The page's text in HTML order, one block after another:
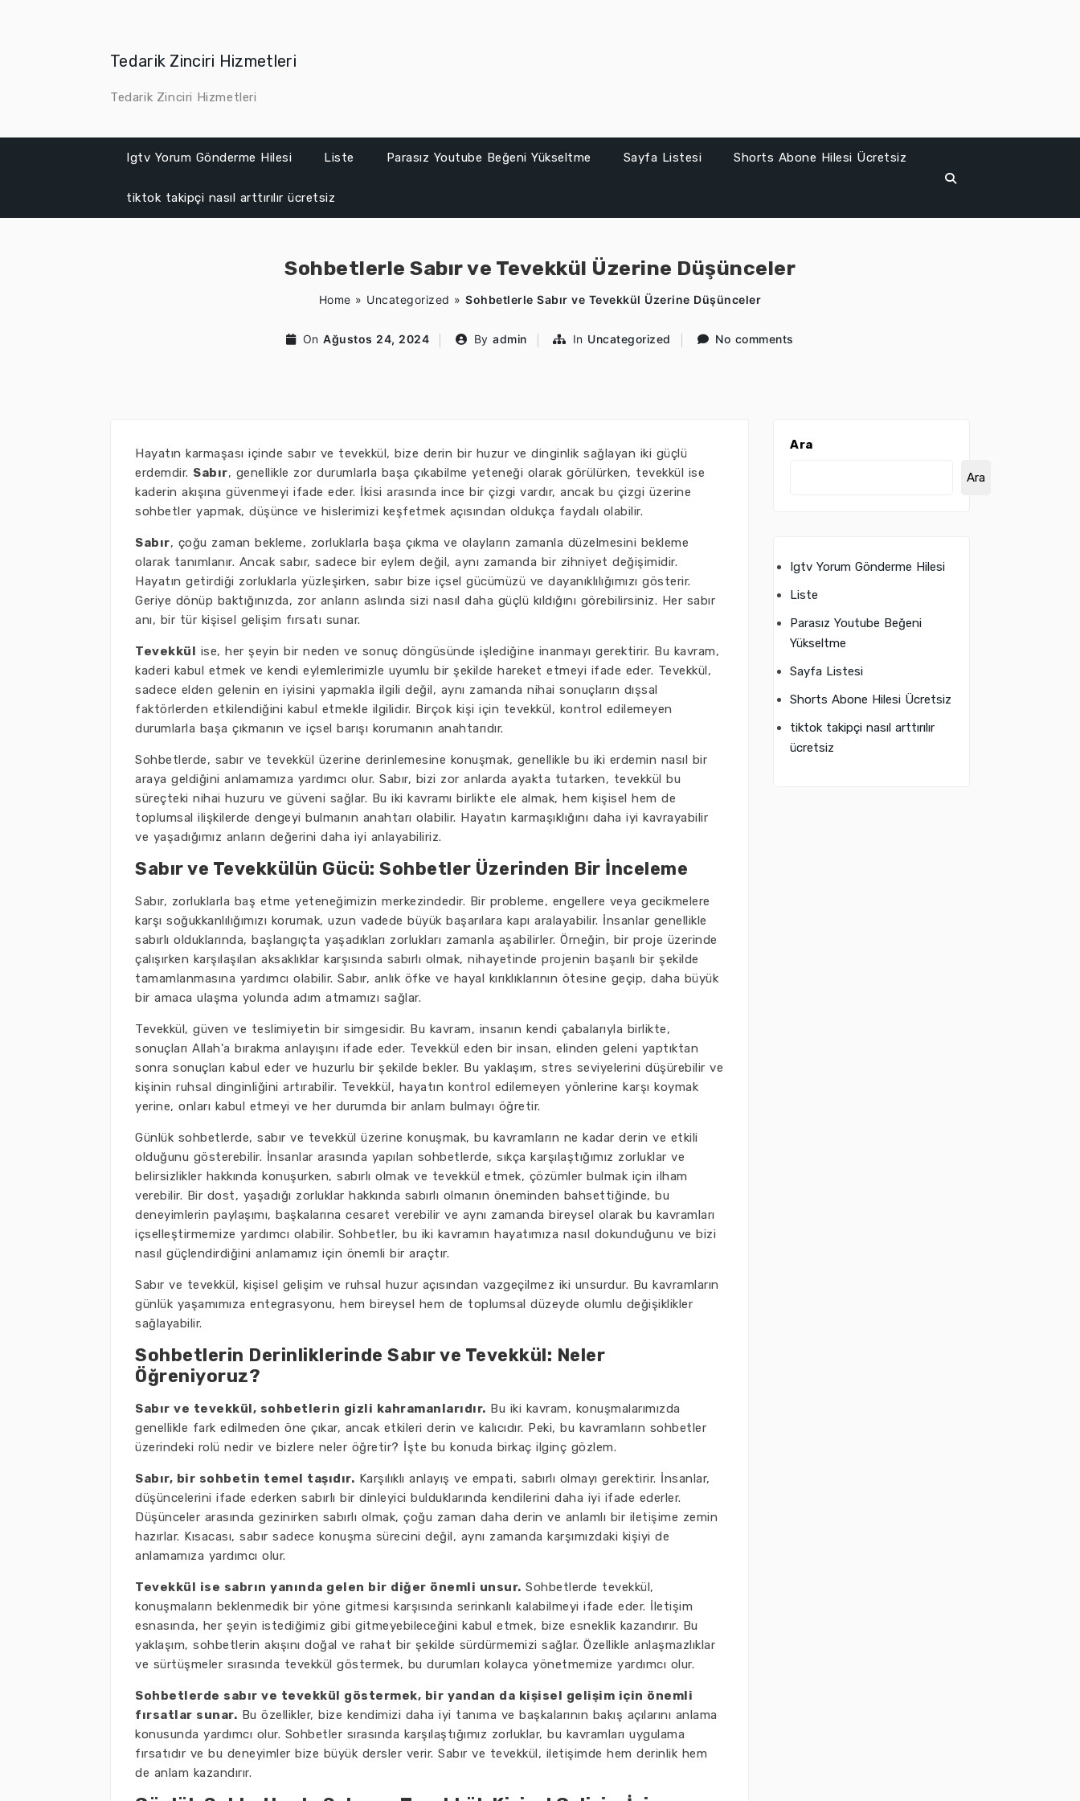
Tedarik Zinciri Hizmetleri
Tedarik Zinciri Hizmetleri
Igtv Yorum Gönderme Hilesi Liste Parasız Youtube Beğeni Yükseltme Sayfa Listesi Shorts Abone Hilesi Ücretsiz
tiktok takipçi nasıl arttırılır ücretsiz
Sohbetlerle Sabır ve Tevekkül Üzerine Düşünceler
Home » Uncategorized »Sohbetlerle Sabır ve Tevekkül Üzerine Düşünceler
On Ağustos 24, 2024 By admin In Uncategorized No comments
Hayatın karmaşası içinde sabır ve tevekkül, bize derin bir huzur ve dinginlik sağlayan iki güçlü
erdemdir. Sabır, genellikle zor durumlarla başa çıkabilme yeteneği olarak görülürken, tevekkül ise
kaderin akışına güvenmeyi ifade eder. İkisi arasında ince bir çizgi vardır, ancak bu çizgi üzerine
sohbetler yapmak, düşünce ve hislerimizi keşfetmek açısından oldukça faydalı olabilir.
Sabır, çoğu zaman bekleme, zorluklarla başa çıkma ve olayların zamanla düzelmesini bekleme
olarak tanımlanır. Ancak sabır, sadece bir eylem değil, aynı zamanda bir zihniyet değişimidir.
Hayatın getirdiği zorluklarla yüzleşirken, sabır bize içsel gücümüzü ve dayanıklılığımızı gösterir.
Geriye dönüp baktığınızda, zor anların aslında sizi nasıl daha güçlü kıldığını görebilirsiniz. Her sabır
anı, bir tür kişisel gelişim fırsatı sunar.
Tevekkül ise, her şeyin bir neden ve sonuç döngüsünde işlediğine inanmayı gerektirir. Bu kavram,
kaderi kabul etmek ve kendi eylemlerimizle uyumlu bir şekilde hareket etmeyi ifade eder. Tevekkül,
sadece elden gelenin en iyisini yapmakla ilgili değil, aynı zamanda nihai sonuçların dışsal
faktörlerden etkilendiğini kabul etmekle ilgilidir. Birçok kişi için tevekkül, kontrol edilemeyen
durumlarla başa çıkmanın ve içsel barışı korumanın anahtarıdır.
Sohbetlerde, sabır ve tevekkül üzerine derinlemesine konuşmak, genellikle bu iki erdemin nasıl bir
araya geldiğini anlamamıza yardımcı olur. Sabır, bizi zor anlarda ayakta tutarken, tevekkül bu
süreçteki nihai huzuru ve güveni sağlar. Bu iki kavramı birlikte ele almak, hem kişisel hem de
toplumsal ilişkilerde dengeyi bulmanın anahtarı olabilir. Hayatın karmaşıklığını daha iyi kavrayabilir
ve yaşadığımız anların değerini daha iyi anlayabiliriz.
Sabır ve Tevekkülün Gücü: Sohbetler Üzerinden Bir İnceleme
Sabır, zorluklarla baş etme yeteneğimizin merkezindedir. Bir probleme, engellere veya gecikmelere
karşı soğukkanlılığımızı korumak, uzun vadede büyük başarılara kapı aralayabilir. İnsanlar genellikle
sabırlı olduklarında, başlangıçta yaşadıkları zorlukları zamanla aşabilirler. Örneğin, bir proje üzerinde
çalışırken karşılaşılan aksaklıklar karşısında sabırlı olmak, nihayetinde projenin başarılı bir şekilde
tamamlanmasına yardımcı olabilir. Sabır, anlık öfke ve hayal kırıklıklarının ötesine geçip, daha büyük
bir amaca ulaşma yolunda adım atmamızı sağlar.
Tevekkül, güven ve teslimiyetin bir simgesidir. Bu kavram, insanın kendi çabalarıyla birlikte,
sonuçları Allah'a bırakma anlayışını ifade eder. Tevekkül eden bir insan, elinden geleni yaptıktan
sonra sonuçları kabul eder ve huzurlu bir şekilde bekler. Bu yaklaşım, stres seviyelerini düşürebilir ve
kişinin ruhsal dinginliğini artırabilir. Tevekkül, hayatın kontrol edilemeyen yönlerine karşı koymak
yerine, onları kabul etmeyi ve her durumda bir anlam bulmayı öğretir.
Günlük sohbetlerde, sabır ve tevekkül üzerine konuşmak, bu kavramların ne kadar derin ve etkili
olduğunu gösterebilir. İnsanlar arasında yapılan sohbetlerde, sıkça karşılaştığımız zorluklar ve
belirsizlikler hakkında konuşurken, sabırlı olmak ve tevekkül etmek, çözümler bulmak için ilham
verebilir. Bir dost, yaşadığı zorluklar hakkında sabırlı olmanın öneminden bahsettiğinde, bu
deneyimlerin paylaşımı, başkalarına cesaret verebilir ve aynı zamanda bireysel olarak bu kavramları
içselleştirmemize yardımcı olabilir. Sohbetler, bu iki kavramın hayatımıza nasıl dokunduğunu ve bizi
nasıl güçlendirdiğini anlamamız için önemli bir araçtır.
Sabır ve tevekkül, kişisel gelişim ve ruhsal huzur açısından vazgeçilmez iki unsurdur. Bu kavramların
günlük yaşamımıza entegrasyonu, hem bireysel hem de toplumsal düzeyde olumlu değişiklikler
sağlayabilir.
Sohbetlerin Derinliklerinde Sabır ve Tevekkül: Neler
Öğreniyoruz?
Sabır ve tevekkül, sohbetlerin gizli kahramanlarıdır. Bu iki kavram, konuşmalarımızda
genellikle fark edilmeden öne çıkar, ancak etkileri derin ve kalıcıdır. Peki, bu kavramların sohbetler
üzerindeki rolü nedir ve bizlere neler öğretir? İşte bu konuda birkaç ilginç gözlem.
Sabır, bir sohbetin temel taşıdır. Karşılıklı anlayış ve empati, sabırlı olmayı gerektirir. İnsanlar,
düşüncelerini ifade ederken sabırlı bir dinleyici bulduklarında kendilerini daha iyi ifade ederler.
Düşünceler arasında gezinirken sabırlı olmak, çoğu zaman daha derin ve anlamlı bir iletişime zemin
hazırlar. Kısacası, sabır sadece konuşma sürecini değil, aynı zamanda karşımızdaki kişiyi de
anlamamıza yardımcı olur.
Tevekkül ise sabrın yanında gelen bir diğer önemli unsur. Sohbetlerde tevekkül,
konuşmaların beklenmedik bir yöne gitmesi karşısında serinkanlı kalabilmeyi ifade eder. İletişim
esnasında, her şeyin istediğimiz gibi gitmeyebileceğini kabul etmek, bize esneklik kazandırır. Bu
yaklaşım, sohbetlerin akışını doğal ve rahat bir şekilde sürdürmemizi sağlar. Özellikle anlaşmazlıklar
ve sürtüşmeler sırasında tevekkül göstermek, bu durumları kolayca yönetmemize yardımcı olur.
Sohbetlerde sabır ve tevekkül göstermek, bir yandan da kişisel gelişim için önemli
fırsatlar sunar. Bu özellikler, bize kendimizi daha iyi tanıma ve başkalarının bakış açılarını anlama
konusunda yardımcı olur. Sohbetler sırasında karşılaştığımız zorluklar, bu kavramları uygulama
fırsatıdır ve bu deneyimler bize büyük dersler verir. Sabır ve tevekkül, iletişimde hem derinlik hem
de anlam kazandırır.
Ara
Ara
Igtv Yorum Gönderme Hilesi
Liste
Parasız Youtube Beğeni
Yükseltme
Sayfa Listesi
Shorts Abone Hilesi Ücretsiz
tiktok takipçi nasıl arttırılır
ücretsiz